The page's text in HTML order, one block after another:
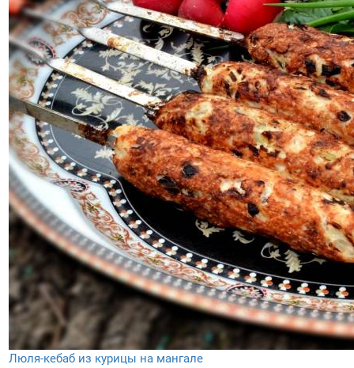
Люля-кебаб из курицы на мангале